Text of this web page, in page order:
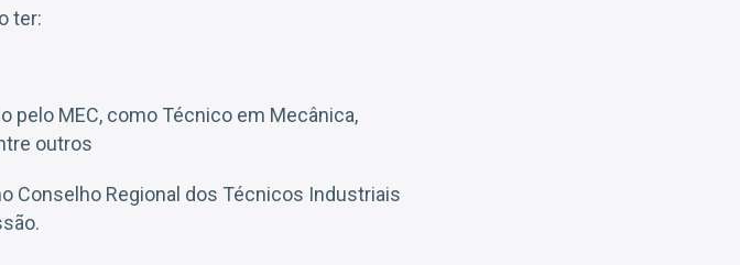
ter:
pelo MEC, como Técnico em Mecânica,
outros
Conselho Regional dos Técnicos Industriais